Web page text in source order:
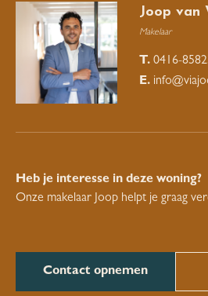
Joop van
Makelaar
T. 0416-
E.
Heb je interesse in deze woning?
Onze makelaar Joop helpt je graag
Contact opnemen